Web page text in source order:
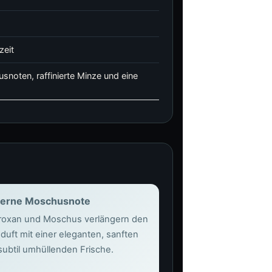
raffinierte Minze und eine
Moschusnote
und Moschus verlängern den
mit einer eleganten, sanften
umhüllenden Frische.